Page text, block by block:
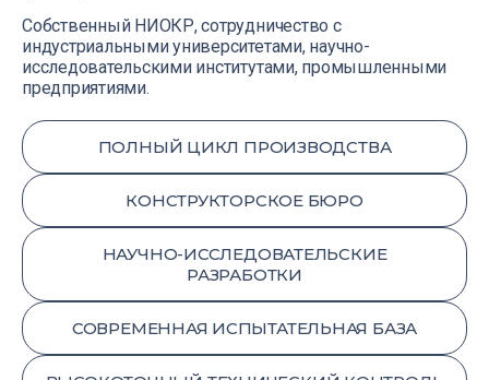
Собственный НИОКР, сотрудничество с
индустриальными университетами, научно-
исследовательскими институтами, промышленными
предприятиями.
ПОЛНЫЙ ЦИКЛ ПРОИЗВОДСТВА
КОНСТРУКТОРСКОЕ БЮРО
НАУЧНО-ИССЛЕДОВАТЕЛЬСКИЕ
РАЗРАБОТКИ
СОВРЕМЕННАЯ ИСПЫТАТЕЛЬНАЯ БАЗА